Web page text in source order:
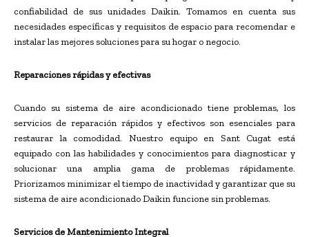
confiabilidad de sus unidades Daikin. Tomamos en cuenta sus
necesidades específicas y requisitos de espacio para recomendar e
instalar las mejores soluciones para su hogar o negocio.
Reparaciones rápidas y efectivas
Cuando su sistema de aire acondicionado tiene problemas, los
servicios de reparación rápidos y efectivos son esenciales para
restaurar la comodidad. Nuestro equipo en Sant Cugat está
equipado con las habilidades y conocimientos para diagnosticar y
solucionar una amplia gama de problemas rápidamente.
Priorizamos minimizar el tiempo de inactividad y garantizar que su
sistema de aire acondicionado Daikin funcione sin problemas.
Servicios de Mantenimiento Integral